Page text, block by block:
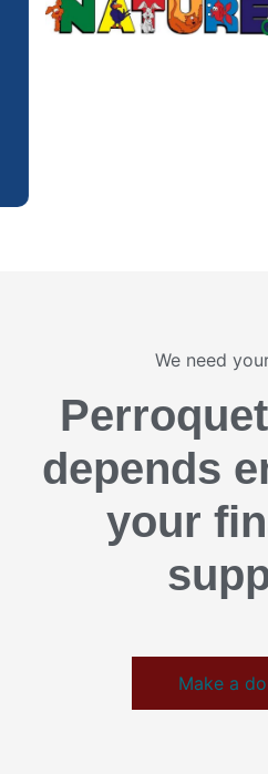
We need
depends
your
Make a